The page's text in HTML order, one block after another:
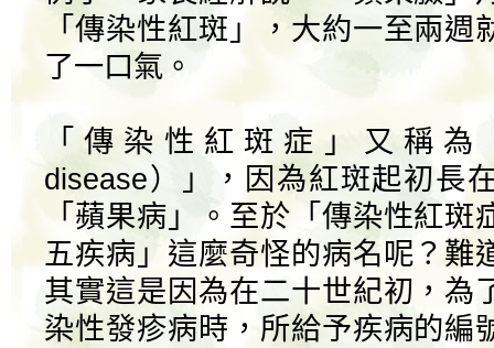
「傳染性紅斑」，大約一至兩
了一口氣。
「傳染性紅斑症」又稱為
disease）」，因為紅斑起初長
「蘋果病」。至於「傳染性紅
五疾病」這麼奇怪的病名呢？難
其實這是因為在二十世紀初，為
染性發疹病時，所給予疾病的編